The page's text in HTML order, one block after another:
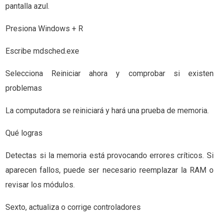
pantalla azul.
Presiona Windows + R
Escribe mdsched.exe
Selecciona Reiniciar ahora y comprobar si existen
problemas
La computadora se reiniciará y hará una prueba de memoria.
Qué logras
Detectas si la memoria está provocando errores críticos. Si
aparecen fallos, puede ser necesario reemplazar la RAM o
revisar los módulos.
Sexto, actualiza o corrige controladores